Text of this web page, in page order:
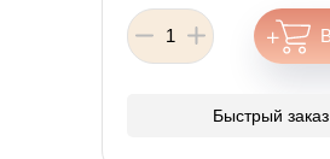
Быстрый заказ